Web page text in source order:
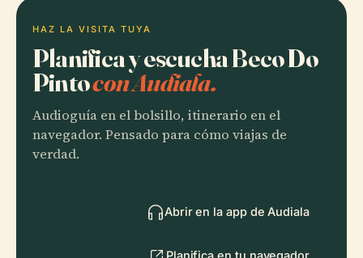
HAZ LA VISITA TUYA
Planifica y escucha Beco Do
Pintocon Audiala.
Audioguía en el bolsillo, itinerario en el
navegador. Pensado para cómo viajas de
verdad.
Abrir en la app de Audiala
Planifica en tu navegador